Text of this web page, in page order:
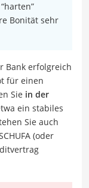
Bonität sehr
Bank erfolgreich
für einen
Sie in der
ein stabiles
Sie auch
(oder